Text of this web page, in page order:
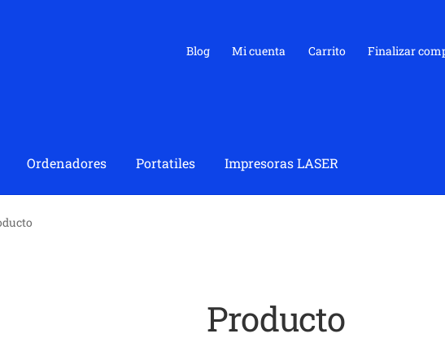
Blog Mi cuenta Carrito Finalizar
Ordenadores Portatiles Impresoras LASER
Producto